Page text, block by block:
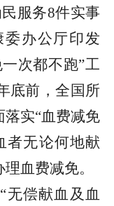
服务8件实事
办公厅印发
次都不跑”工
底前，全国所
实“血费减免
者无论何地献
血费减免。
无偿献血及血